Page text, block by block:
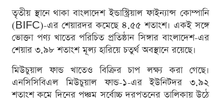
তৃতীয় স্থানে থাকা বাংলাদেশ ইন্ডাস্ট্রিয়াল ফাইন্যান্স কোম্পানি
(BIFC)-এর শেয়ারদর কমেছে ৪.৫৫ শতাংশ। একই সঙ্গে
ভোক্তা পণ্য খাতের পরিচিত প্রতিষ্ঠান সিঙ্গার বাংলাদেশ-এর
শেয়ার ৩.৯৮ শতাংশ মূল্য হারিয়ে চতুর্থ অবস্থানে রয়েছে।
মিউচুয়াল ফান্ড খাতেও বিক্রির চাপ লক্ষ্য করা গেছে।
এনসিসিবিএল মিউচুয়াল ফান্ড-১-এর ইউনিটদর ৩.৯২
শতাংশ কমে দিনের পঞ্চম সর্বোচ্চ দরপতনের তালিকায় উঠে